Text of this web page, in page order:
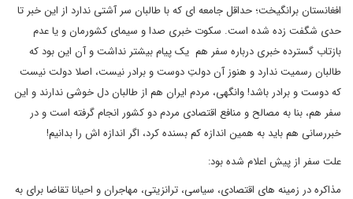
افغانستان برانگیخت؛ حداقل جامعه ای که با طالبان سر آشتی ندارد از این خبر تا
حدی شگفت زده شده است. سکوت خبری صدا و سیمای کشورمان و یا عدم
بازتاب گسترده خبری درباره سفر هم یک پیام بیشتر نداشت و آن این بود که
طالبان رسمیت ندارد و هنوز آن دولتِ دوست و برادر نیست، اصلا دولت نیست
که دوست و برادر باشد! وانگهی، مردم ایران هم از طالبان دل خوشی ندارند و این
سفر هم، بنا به مصالح و منافع اقتصادی مردم دو کشور انجام گرفته است و در
خبررسانی هم باید به همین اندازه کم بسنده کرد، اگر اندازه اش را بدانیم!
علت سفر از پیش اعلام شده بود:
مذاکره در زمینه های اقتصادی، سیاسی، ترانزیتی، مهاجران و احیانا تقاضا برای به